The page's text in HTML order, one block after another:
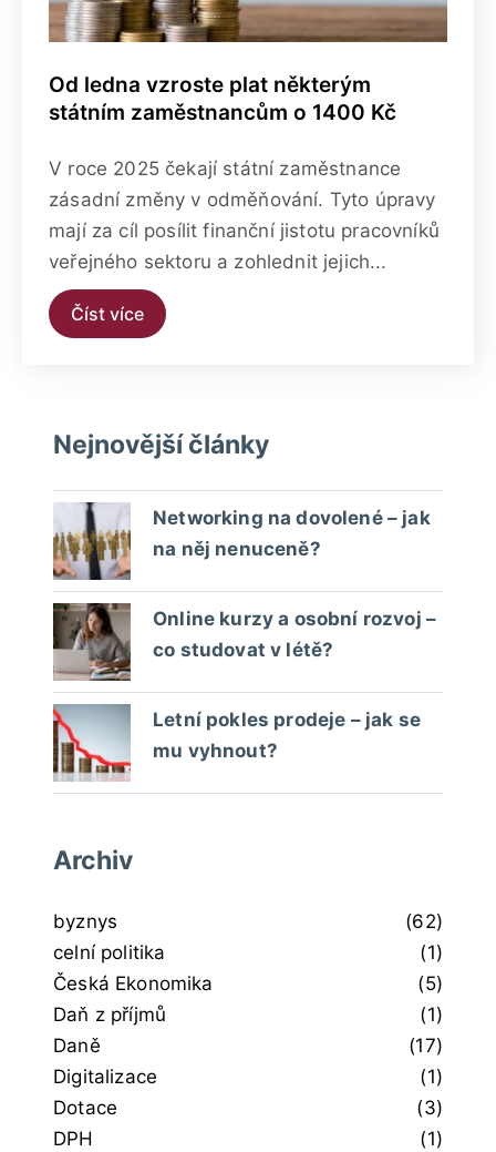
Od ledna vzroste plat některým
státním zaměstnancům o 1400 Kč
V roce 2025 čekají státní zaměstnance
zásadní změny v odměňování. Tyto úpravy
mají za cíl posílit finanční jistotu pracovníků
veřejného sektoru a zohlednit jejich...
Číst více
Nejnovější články
Networking na dovolené – jak
na něj nenuceně?
Online kurzy a osobní rozvoj –
co studovat v létě?
Letní pokles prodeje – jak se
mu vyhnout?
Archiv
byznys
(62)
celní politika
(1)
Česká Ekonomika
(5)
Daň z příjmů
(1)
Daně
(17)
Digitalizace
(1)
Dotace
(3)
DPH
(1)